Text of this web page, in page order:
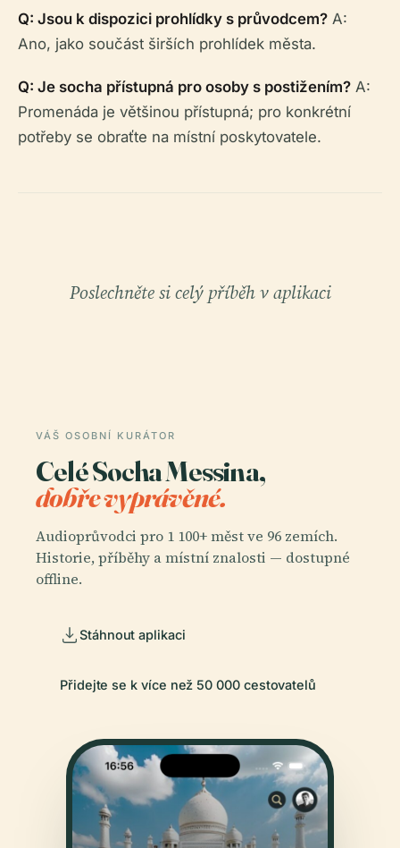
Q: Jsou k dispozici prohlídky s průvodcem? A:
Ano, jako součást širších prohlídek města.
Q: Je socha přístupná pro osoby s postižením? A:
Promenáda je většinou přístupná; pro konkrétní
potřeby se obraťte na místní poskytovatele.
Poslechněte si celý příběh v aplikaci
VÁŠ OSOBNÍ KURÁTOR
Celé Socha Messina,
dobře vyprávěné.
Audioprůvodci pro 1 100+ měst ve 96 zemích.
Historie, příběhy a místní znalosti — dostupné
offline.
Stáhnout aplikaci
Přidejte se k více než 50 000 cestovatelů